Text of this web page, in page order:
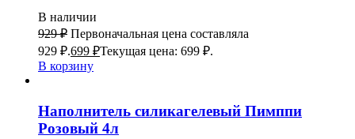
В наличии
929₽ Первоначальная цена составляла
929 ₽.699 ₽Текущая цена: 699 ₽.
В корзину
Наполнитель силикагелевый Пимппи
Розовый 4л